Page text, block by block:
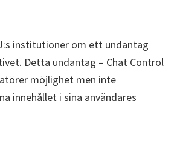
institutioner om ett undantag
Detta undantag – Chat Control
möjlighet men inte
innehållet i sina användares